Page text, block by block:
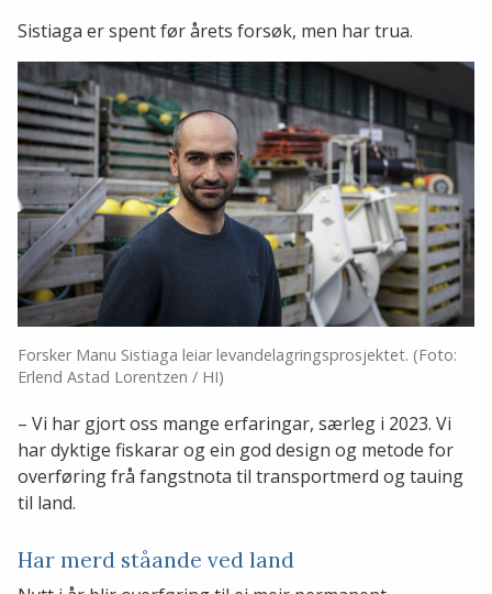
Sistiaga er spent før årets forsøk, men har trua.
Forsker Manu Sistiaga leiar levandelagringsprosjektet. (Foto:
Erlend Astad Lorentzen / HI)
– Vi har gjort oss mange erfaringar, særleg i 2023. Vi
har dyktige fiskarar og ein god design og metode for
overføring frå fangstnota til transportmerd og tauing
til land.
Har merd ståande ved land